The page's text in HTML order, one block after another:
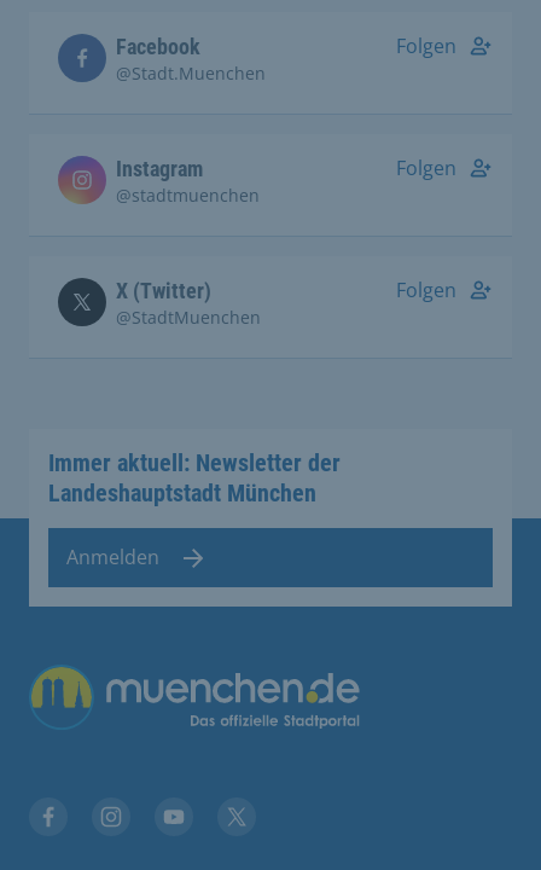
Facebook
@Stadt.Muenchen
Folgen
Instagram
@stadtmuenchen
Folgen
X (Twitter)
@StadtMuenchen
Folgen
Immer aktuell: Newsletter der
Landeshauptstadt München
Anmelden
Übergreifende Links